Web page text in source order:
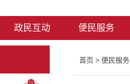
政民互动 便民服务
首页 > 便民服务